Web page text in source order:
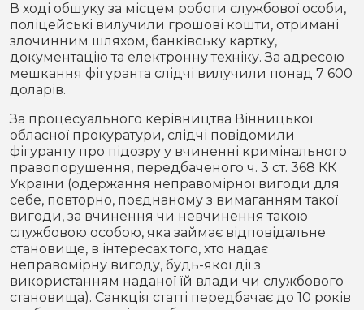
В ході обшуку за місцем роботи службової особи,
поліцейські вилучили грошові кошти, отримані
злочинним шляхом, банківську картку,
документацію та електронну техніку. За адресою
мешкання фігуранта слідчі вилучили понад 7 600
доларів.
За процесуального керівництва Вінницької
обласної прокуратури, слідчі повідомили
фігуранту про підозру у вчиненні кримінального
правопорушення, передбаченого ч. 3 ст. 368 КК
України (одержання неправомірної вигоди для
себе, повторно, поєднаному з вимаганням такої
вигоди, за вчинення чи невчинення такою
службовою особою, яка займає відповідальне
становище, в інтересах того, хто надає
неправомірну вигоду, будь-якої дії з
використанням наданої їй влади чи службового
становища). Санкція статті передбачає до 10 років